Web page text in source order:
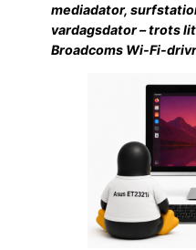
mediadator,
vardagsdator – trots
Broadcoms Wi-Fi-